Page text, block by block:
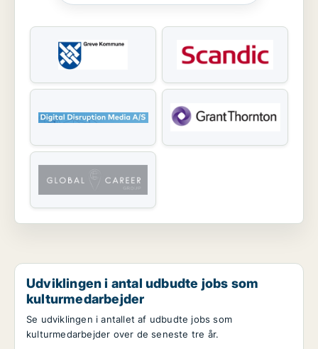
Udviklingen i antal udbudte jobs som
kulturmedarbejder
Se udviklingen i antallet af udbudte jobs som
kulturmedarbejder over de seneste tre år.